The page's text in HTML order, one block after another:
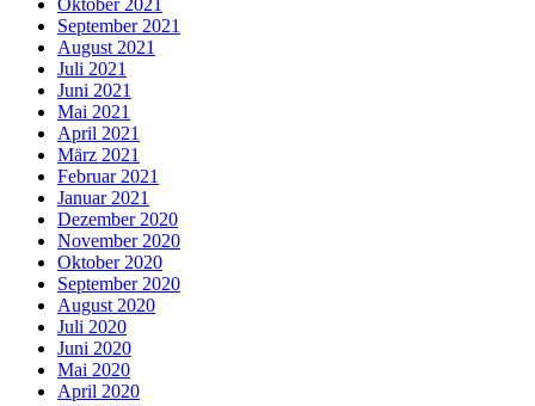
Oktober 2021
September 2021
August 2021
Juli 2021
Juni 2021
Mai 2021
April 2021
März 2021
Februar 2021
Januar 2021
Dezember 2020
November 2020
Oktober 2020
September 2020
August 2020
Juli 2020
Juni 2020
Mai 2020
April 2020